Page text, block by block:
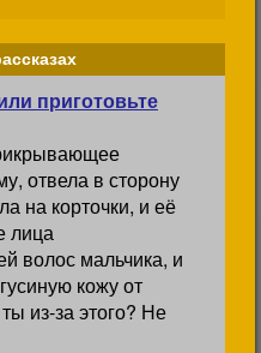
приготовьте
отвела в сторону
на корточки, и её
лица
волос мальчика, и
кожу от
из-за этого? Не